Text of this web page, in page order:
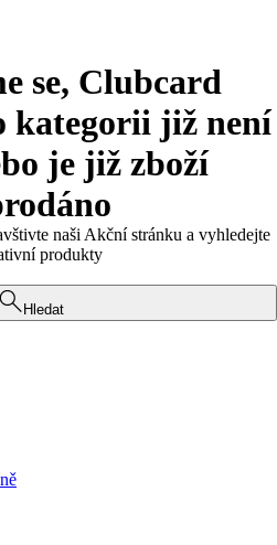
se, Clubcard
kategorii již není
je již zboží
naši Akční stránku a vyhledejte
produkty
Hledat